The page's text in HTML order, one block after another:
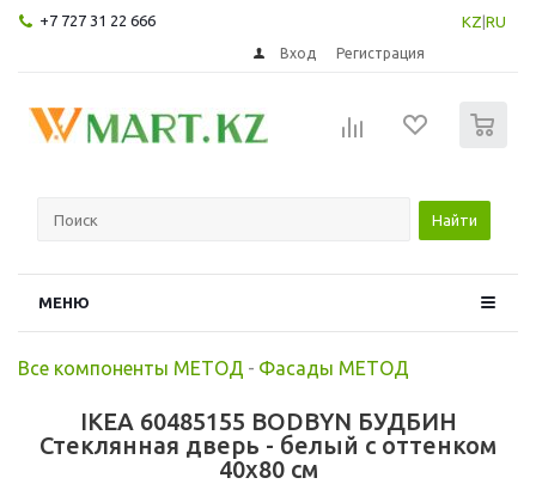
+7 727 31 22 666 KZ RU
Вход Регистрация
Найти
МЕНЮ
Все компоненты МЕТОД - Фасады МЕТОД
IKEA 60485155 BODBYN БУДБИН
Стеклянная дверь - белый с оттенком
40x80 см